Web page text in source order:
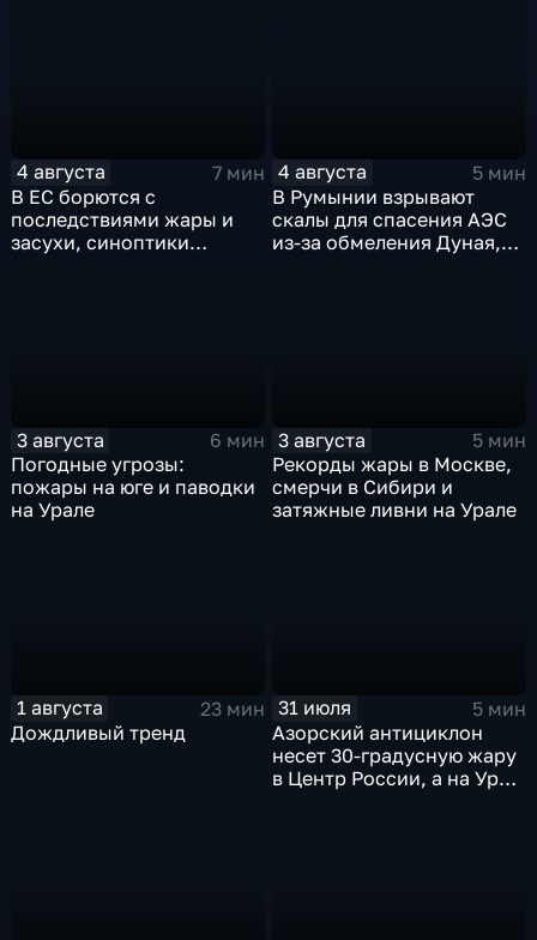
4 августа
7 мин
В ЕС борются с
последствиями жары и
засухи, синоптики
4 августа
5 мин
В Румынии взрывают
скалы для спасения АЭС
из-за обмеления Дуная,
3 августа
6 мин
Погодные угрозы:
пожары на юге и паводки
на Урале
3 августа
5 мин
Рекорды жары в Москве,
смерчи в Сибири и
затяжные ливни на Урале
1 августа
23 мин
Дождливый тренд
31 июля
5 мин
Азорский антициклон
несет 30-градусную жару
в Центр России, а на Урал